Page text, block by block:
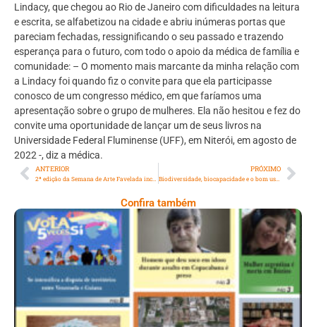
Lindacy, que chegou ao Rio de Janeiro com dificuldades na leitura
e escrita, se alfabetizou na cidade e abriu inúmeras portas que
pareciam fechadas, ressignificando o seu passado e trazendo
esperança para o futuro, com todo o apoio da médica de família e
comunidade: – O momento mais marcante da minha relação com
a Lindacy foi quando fiz o convite para que ela participasse
conosco de um congresso médico, em que faríamos uma
apresentação sobre o grupo de mulheres. Ela não hesitou e fez do
convite uma oportunidade de lançar um de seus livros na
Universidade Federal Fluminense (UFF), em Niterói, em agosto de
2022 -, diz a médica.
ANTERIOR PRÓXIMO
Biodiversidade, biocapacidade e o bom uso dos recursos renováveis
Confira também
Ano VII – Número 228 – 09 A 15 De Dezembro
De 2023